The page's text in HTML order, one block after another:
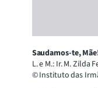
Saudamos-te,
L. e M.: Ir. M. Zilda
© Instituto das